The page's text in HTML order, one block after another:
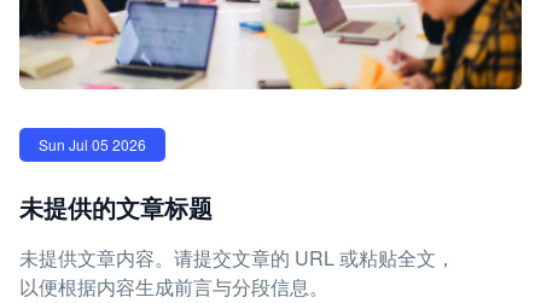
Sun Jul 05 2026
未提供的文章标题
未提供文章内容。请提交文章的 URL 或粘贴全文，
以便根据内容生成前言与分段信息。